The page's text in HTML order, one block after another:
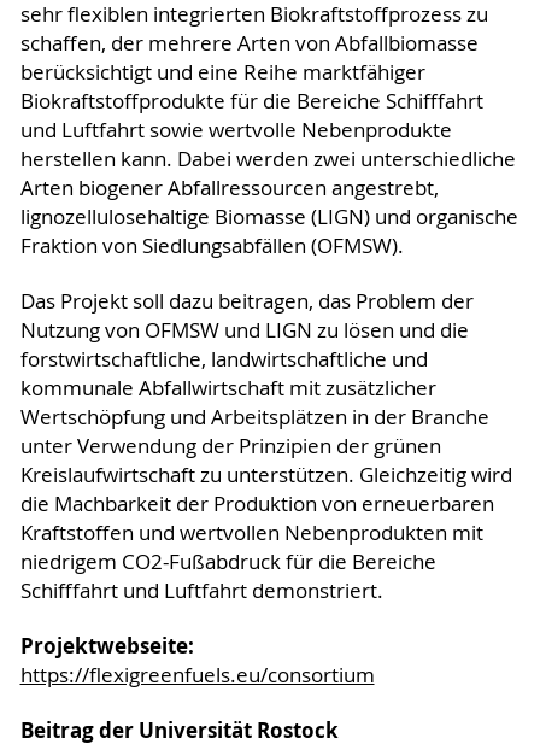
sehr flexiblen integrierten Biokraftstoffprozess zu
schaffen, der mehrere Arten von Abfallbiomasse
berücksichtigt und eine Reihe marktfähiger
Biokraftstoffprodukte für die Bereiche Schifffahrt
und Luftfahrt sowie wertvolle Nebenprodukte
herstellen kann. Dabei werden zwei unterschiedliche
Arten biogener Abfallressourcen angestrebt,
lignozellulosehaltige Biomasse (LIGN) und organische
Fraktion von Siedlungsabfällen (OFMSW).
Das Projekt soll dazu beitragen, das Problem der
Nutzung von OFMSW und LIGN zu lösen und die
forstwirtschaftliche, landwirtschaftliche und
kommunale Abfallwirtschaft mit zusätzlicher
Wertschöpfung und Arbeitsplätzen in der Branche
unter Verwendung der Prinzipien der grünen
Kreislaufwirtschaft zu unterstützen. Gleichzeitig wird
die Machbarkeit der Produktion von erneuerbaren
Kraftstoffen und wertvollen Nebenprodukten mit
niedrigem CO2-Fußabdruck für die Bereiche
Schifffahrt und Luftfahrt demonstriert.
Projektwebseite:
https://flexigreenfuels.eu/consortium
Beitrag der Universität Rostock